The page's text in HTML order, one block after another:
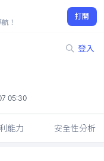
！
打開
登入
05:30
能力 安全性分析